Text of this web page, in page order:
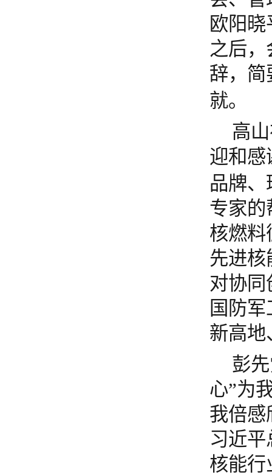
欧阳
之后，
辞，简
就。
高
迎和感
品牌、
专家的
核燃料
先进核
对协同
国防
新高地
彭
心”为
我倍感
习近
核能行